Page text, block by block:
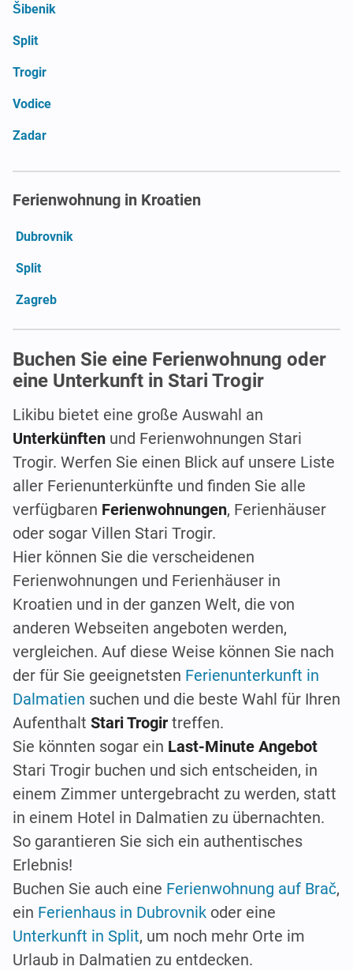
Šibenik
Split
Trogir
Vodice
Zadar
Ferienwohnung in Kroatien
Dubrovnik
Split
Zagreb
Buchen Sie eine Ferienwohnung oder
eine Unterkunft in Stari Trogir
Likibu bietet eine große Auswahl an
Unterkünften und Ferienwohnungen Stari
Trogir. Werfen Sie einen Blick auf unsere Liste
aller Ferienunterkünfte und finden Sie alle
verfügbaren Ferienwohnungen, Ferienhäuser
oder sogar Villen Stari Trogir.
Hier können Sie die verscheidenen
Ferienwohnungen und Ferienhäuser in
Kroatien und in der ganzen Welt, die von
anderen Webseiten angeboten werden,
vergleichen. Auf diese Weise können Sie nach
der für Sie geeignetsten Ferienunterkunft in
Dalmatien suchen und die beste Wahl für Ihren
Aufenthalt Stari Trogir treffen.
Sie könnten sogar ein Last-Minute Angebot
Stari Trogir buchen und sich entscheiden, in
einem Zimmer untergebracht zu werden, statt
in einem Hotel in Dalmatien zu übernachten.
So garantieren Sie sich ein authentisches
Erlebnis!
Buchen Sie auch eine Ferienwohnung auf Brač,
ein Ferienhaus in Dubrovnik oder eine
Unterkunft in Split, um noch mehr Orte im
Urlaub in Dalmatien zu entdecken.